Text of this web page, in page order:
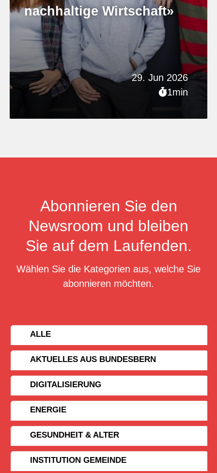
29. Jun 2026
1min
nachhaltige Wirtschaft»
Abonnieren Sie den
Newsroom und bleiben
Sie auf dem Laufenden.
Wählen Sie die Kategorien aus, welche Sie
abonnieren möchten.
ALLE
AKTUELLES AUS BUNDESBERN
DIGITALISIERUNG
ENERGIE
GESUNDHEIT & ALTER
INSTITUTION GEMEINDE